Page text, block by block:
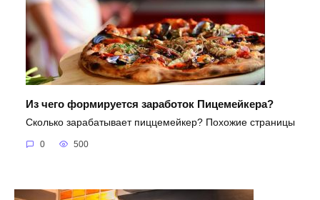
Из чего формируется заработок Пицемейкера?
Сколько зарабатывает пиццемейкер? Похожие страницы
0 500